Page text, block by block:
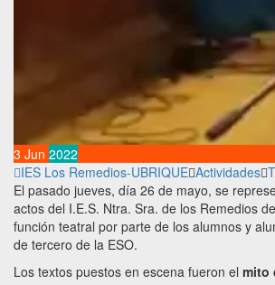
3 Jun 2022
IES Los Remedios-UBRIQUE Actividades
El pasado jueves, día 26 de mayo, se
actos del I.E.S. Ntra. Sra. de los Remedios
función teatral por parte de los alumnos y
de tercero de la ESO.
Los textos puestos en escena fueron el mito